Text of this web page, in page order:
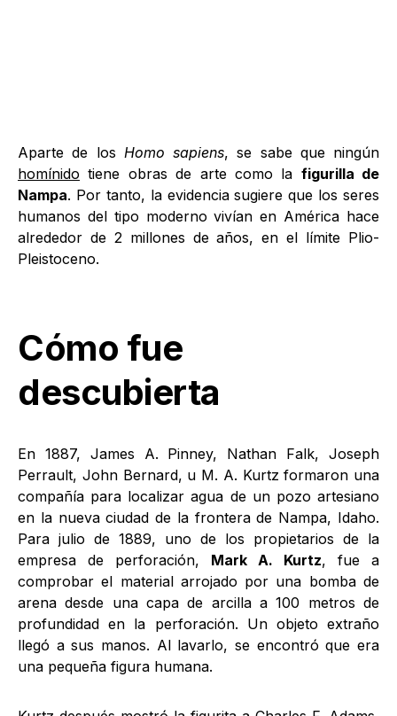
Aparte de los Homo sapiens, se sabe que ningún
homínido tiene obras de arte como la figurilla de
Nampa. Por tanto, la evidencia sugiere que los seres
humanos del tipo moderno vivían en América hace
alrededor de 2 millones de años, en el límite Plio-
Pleistoceno.
Cómo fue
descubierta
En 1887, James A. Pinney, Nathan Falk, Joseph
Perrault, John Bernard, u M. A. Kurtz formaron una
compañía para localizar agua de un pozo artesiano
en la nueva ciudad de la frontera de Nampa, Idaho.
Para julio de 1889, uno de los propietarios de la
empresa de perforación, Mark A. Kurtz, fue a
comprobar el material arrojado por una bomba de
arena desde una capa de arcilla a 100 metros de
profundidad en la perforación. Un objeto extraño
llegó a sus manos. Al lavarlo, se encontró que era
una pequeña figura humana.